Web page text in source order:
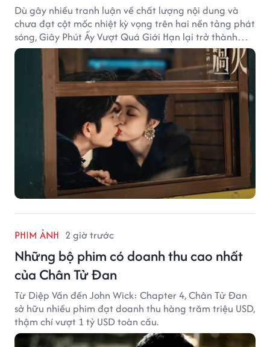
Dù gây nhiều tranh luận về chất lượng nội dung và
chưa đạt cột mốc nhiệt kỳ vọng trên hai nền tảng phát
sóng, Giây Phút Ấy Vượt Quá Giới Hạn lại trở thành
hiện tượng ở khía cạnh thương mại.
PHIM ẢNH 2 giờ trước
Những bộ phim có doanh thu cao nhất
của Chân Tử Đan
Từ Diệp Vấn đến John Wick: Chapter 4, Chân Tử Đan
sở hữu nhiều phim đạt doanh thu hàng trăm triệu USD,
thậm chí vượt 1 tỷ USD toàn cầu.